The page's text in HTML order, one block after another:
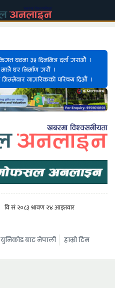
युनिकोड बाट नेपाली हाम्रो टिम